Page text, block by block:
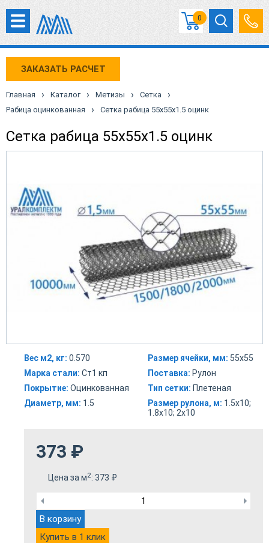
0
ЗАКАЗАТЬ РАСЧЕТ
Главная › Каталог › Метизы › Сетка ›
Рабица оцинкованная › Сетка рабица 55х55х1.5 оцинк
Сетка рабица 55х55х1.5 оцинк
Вес м2, кг: 0.570
Марка стали: Ст1 кп
Покрытие: Оцинкованная
Диаметр, мм: 1.5
Размер ячейки, мм: 55х55
Поставка: Рулон
Тип сетки: Плетеная
Размер рулона, м: 1.5х10;
1.8х10; 2х10
373 ₽
Цена за м2: 373 ₽
В корзину
Купить в 1 клик